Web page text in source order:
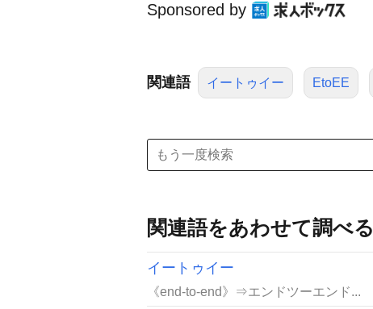
Sponsored by
関連語 イートゥイー EtoEE
関連語をあわせて調べる
イートゥイー
《end-to-end》⇒エンドツーエンド...